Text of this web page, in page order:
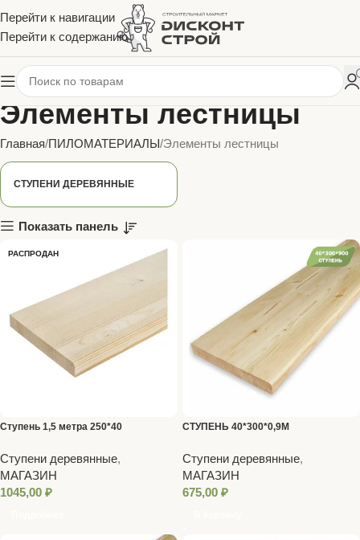
Перейти к навигации
Перейти к содержанию
Элементы лестницы
Главная ПИЛОМАТЕРИАЛЫ Элементы лестницы
СТУПЕНИ ДЕРЕВЯННЫЕ
Показать панель
РАСПРОДАН
Ступень 1,5 метра 250*40
Ступени деревянные,
МАГАЗИН
1045,00 ₽
СТУПЕНЬ 40*300*0,9М
Ступени деревянные,
МАГАЗИН
675,00 ₽